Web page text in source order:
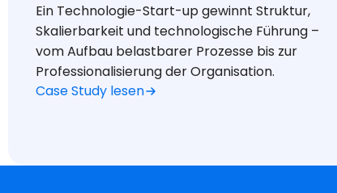
Ein Technologie-Start-up gewinnt Struktur,
Skalierbarkeit und technologische Führung –
vom Aufbau belastbarer Prozesse bis zur
Professionalisierung der Organisation.
Case Study lesen